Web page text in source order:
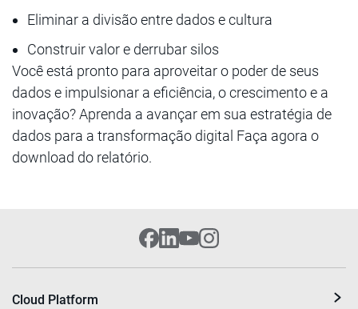
Eliminar a divisão entre dados e cultura
Construir valor e derrubar silos
Você está pronto para aproveitar o poder de seus
dados e impulsionar a eficiência, o crescimento e a
inovação? Aprenda a avançar em sua estratégia de
dados para a transformação digital Faça agora o
download do relatório.
Cloud Platform